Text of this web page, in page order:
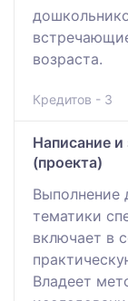
возраста.
Кредитов - 3
Написание
(проекта)
Выполнение
тематики
включает в
Владеет